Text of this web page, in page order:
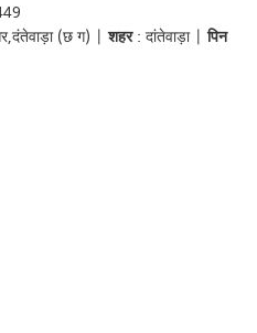
(छ ग) |शहर: दांतेवाड़ा |पिन